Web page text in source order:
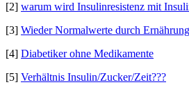
[2] warum wird Insulinresistenz mit
[3] Wieder Normalwerte durch
[4] Diabetiker ohne Medikamente
[5] Verhältnis Insulin/Zucker/Zeit???